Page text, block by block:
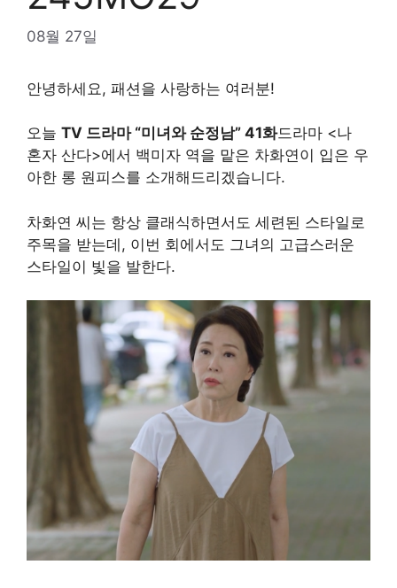
08월 27일
안녕하세요, 패션을 사랑하는 여러분!
오늘 TV 드라마 “미녀와 순정남” 41화드라마 <나
혼자 산다>에서 백미자 역을 맡은 차화연이 입은 우
아한 롱 원피스를 소개해드리겠습니다.
차화연 씨는 항상 클래식하면서도 세련된 스타일로
주목을 받는데, 이번 회에서도 그녀의 고급스러운
스타일이 빛을 발한다.